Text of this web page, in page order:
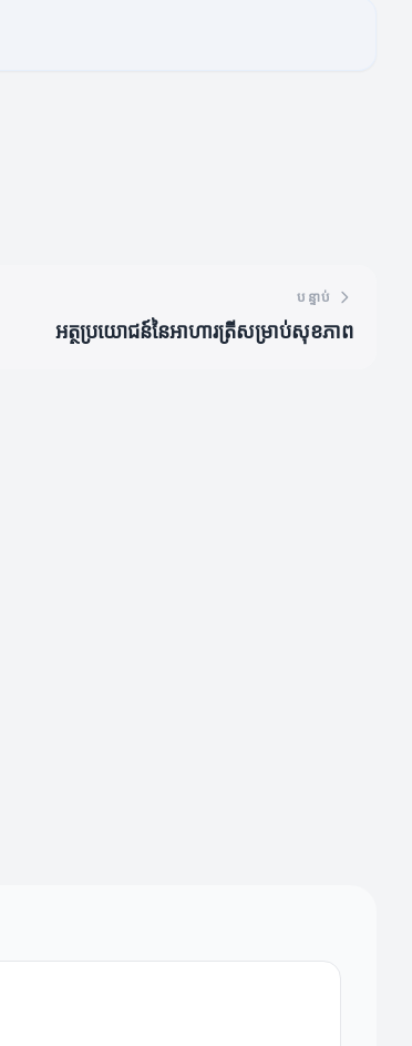
បន្ទាប់
អត្ថប្រយោជន៍នៃអាហារត្រីសម្រាប់សុខភាព